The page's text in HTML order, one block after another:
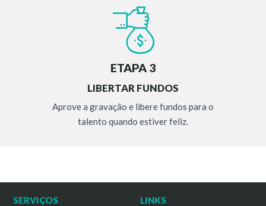
ETAPA 3
LIBERTAR FUNDOS
Aprove a gravação e libere fundos para o
talento quando estiver feliz.
SERVIÇOS LINKS